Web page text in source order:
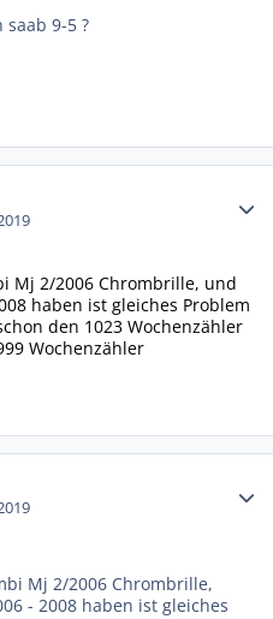
saab 9-5 ?
Mj 2/2006 Chrombrille, und
haben ist gleiches Problem
den 1023 Wochenzähler
Wochenzähler
Mj 2/2006 Chrombrille,
- 2008 haben ist gleiches